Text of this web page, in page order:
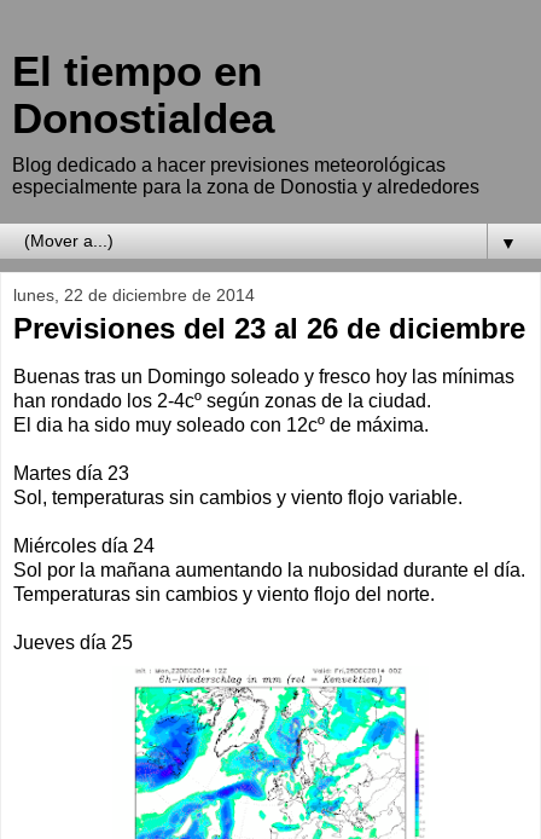
El tiempo en
Donostialdea
Blog dedicado a hacer previsiones meteorológicas
especialmente para la zona de Donostia y alrededores
▼
lunes, 22 de diciembre de 2014
Previsiones del 23 al 26 de diciembre
Buenas tras un Domingo soleado y fresco hoy las mínimas
han rondado los 2-4cº según zonas de la ciudad.
El dia ha sido muy soleado con 12cº de máxima.
Martes día 23
Sol, temperaturas sin cambios y viento flojo variable.
Miércoles día 24
Sol por la mañana aumentando la nubosidad durante el día.
Temperaturas sin cambios y viento flojo del norte.
Jueves día 25